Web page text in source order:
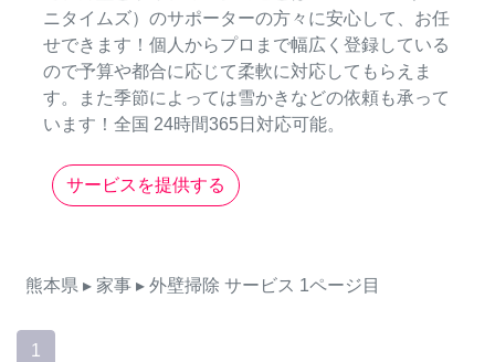
ニタイムズ）のサポーターの方々に安心して、お任
せできます！個人からプロまで幅広く登録している
ので予算や都合に応じて柔軟に対応してもらえま
す。また季節によっては雪かきなどの依頼も承って
います！全国 24時間365日対応可能。
サービスを提供する
熊本県 ▸ 家事 ▸ 外壁掃除 サービス 1ページ目
1